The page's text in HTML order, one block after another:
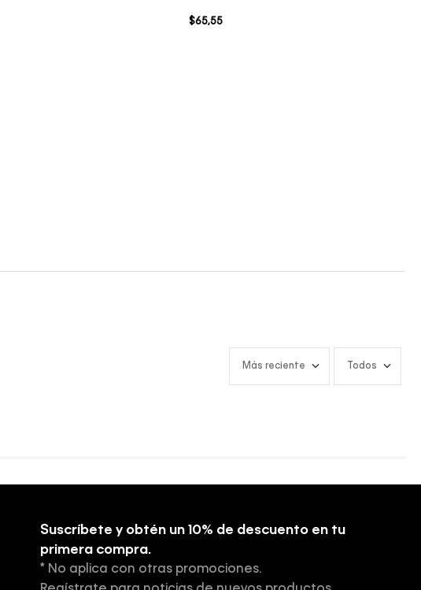
$65,55
Más reciente Todos
Suscríbete y obtén un 10% de descuento en tu
primera compra.
* No aplica con otras promociones.